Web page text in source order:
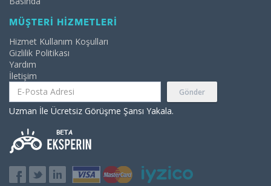
MÜŞTERİ HİZMETLERİ
Hizmet Kullanım Koşulları
Gizlilik Politikası
Yardım
İletişim
Gönder
Uzman İle Ücretsiz Görüşme Şansı Yakala.